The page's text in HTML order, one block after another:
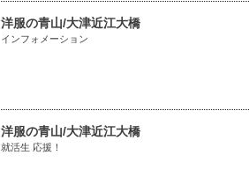
洋服の青山/大津近江大橋
インフォメーション
洋服の青山/大津近江大橋
就活生 応援！